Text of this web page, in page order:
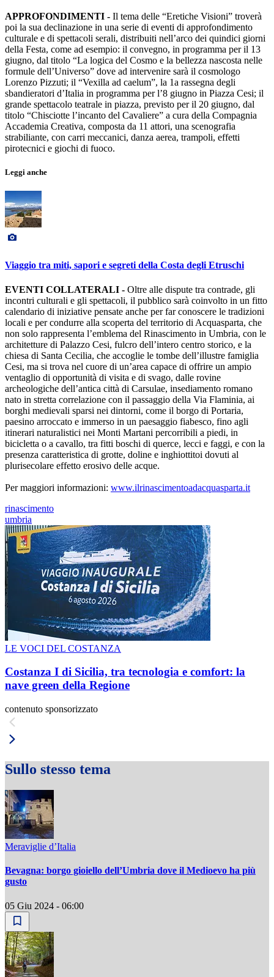
APPROFONDIMENTI - Il tema delle “Eretiche Visioni” troverà
poi la sua declinazione in una serie di eventi di approfondimento
culturale e di spettacoli serali, distribuiti nell’arco dei quindici giorni
della Festa, come ad esempio: il convegno, in programma per il 13
giugno, dal titolo “La logica del Cosmo e la bellezza nascosta nelle
formule dell’Universo” dove ad intervenire sarà il cosmologo
Lorenzo Pizzuti; il “Vexilla ad caelum”, la 1a rassegna degli
sbandieratori d’Italia in programma per l’8 giugno in Piazza Cesi; il
grande spettacolo teatrale in piazza, previsto per il 20 giugno, dal
titolo “Chisciotte l’incanto del Cavaliere” a cura della Compagnia
Accademia Creativa, composta da 11 attori, una scenografia
strabiliante, con carri meccanici, danza aerea, trampoli, effetti
pirotecnici e giochi di fuoco.
Leggi anche
Viaggio tra miti, sapori e segreti della Costa degli Etruschi
EVENTI COLLATERALI - Oltre alle dispute tra contrade, gli
incontri culturali e gli spettacoli, il pubblico sarà coinvolto in un fitto
calendario di iniziative pensate anche per far conoscere le tradizioni
locali e per condurre alla scoperta del territorio di Acquasparta, che
non solo rappresenta l’emblema del Rinascimento in Umbria, con le
architetture di Palazzo Cesi, fulcro dell’intero centro storico, e la
chiesa di Santa Cecilia, che accoglie le tombe dell’illustre famiglia
Cesi, ma si trova nel cuore di un’area capace di offrire un ampio
ventaglio di opportunità di visita e di svago, dalle rovine
archeologiche dell’antica città di Carsulae, insediamento romano
nato in stretta correlazione con il passaggio della Via Flaminia, ai
borghi medievali sparsi nei dintorni, come il borgo di Portaria,
paesino arroccato e immerso in un paesaggio fiabesco, fino agli
itinerari naturalistici nei Monti Martani percorribili a piedi, in
bicicletta o a cavallo, tra fitti boschi di querce, lecci e faggi, e con la
presenza caratteristica di grotte, doline e inghiottitoi dovuti al
plurisecolare effetto erosivo delle acque.
Per maggiori informazioni: www.ilrinascimentoadacquasparta.it
rinascimento
umbria
LE VOCI DEL COSTANZA
Costanza I di Sicilia, tra tecnologia e comfort: la
nave green della Regione
contenuto sponsorizzato
Sullo stesso tema
Meraviglie d’Italia
Bevagna: borgo gioiello dell’Umbria dove il Medioevo ha più
gusto
05 Giu 2024 - 06:00